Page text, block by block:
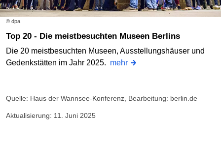
© dpa
Top 20 - Die meistbesuchten Museen Berlins
Die 20 meistbesuchten Museen, Ausstellungshäuser und
Gedenkstätten im Jahr 2025. mehr
Quelle: Haus der Wannsee-Konferenz, Bearbeitung: berlin.de
Aktualisierung: 11. Juni 2025